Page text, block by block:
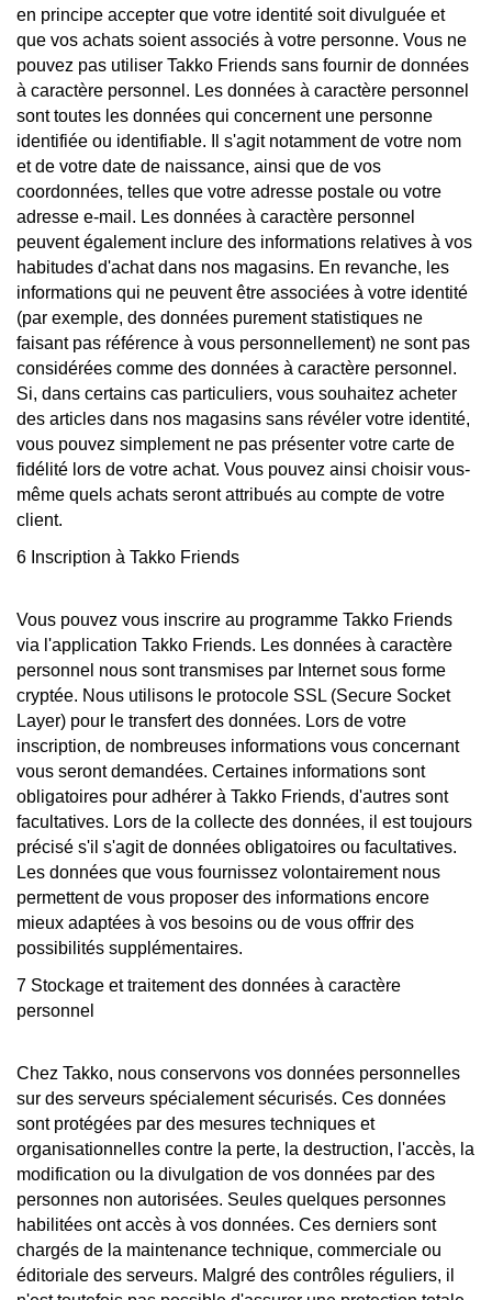
en principe accepter que votre identité soit divulguée et
que vos achats soient associés à votre personne. Vous ne
pouvez pas utiliser Takko Friends sans fournir de données
à caractère personnel. Les données à caractère personnel
sont toutes les données qui concernent une personne
identifiée ou identifiable. Il s'agit notamment de votre nom
et de votre date de naissance, ainsi que de vos
coordonnées, telles que votre adresse postale ou votre
adresse e-mail. Les données à caractère personnel
peuvent également inclure des informations relatives à vos
habitudes d'achat dans nos magasins. En revanche, les
informations qui ne peuvent être associées à votre identité
(par exemple, des données purement statistiques ne
faisant pas référence à vous personnellement) ne sont pas
considérées comme des données à caractère personnel.
Si, dans certains cas particuliers, vous souhaitez acheter
des articles dans nos magasins sans révéler votre identité,
vous pouvez simplement ne pas présenter votre carte de
fidélité lors de votre achat. Vous pouvez ainsi choisir vous-
même quels achats seront attribués au compte de votre
client.
6 Inscription à Takko Friends
Vous pouvez vous inscrire au programme Takko Friends
via l'application Takko Friends. Les données à caractère
personnel nous sont transmises par Internet sous forme
cryptée. Nous utilisons le protocole SSL (Secure Socket
Layer) pour le transfert des données. Lors de votre
inscription, de nombreuses informations vous concernant
vous seront demandées. Certaines informations sont
obligatoires pour adhérer à Takko Friends, d'autres sont
facultatives. Lors de la collecte des données, il est toujours
précisé s'il s'agit de données obligatoires ou facultatives.
Les données que vous fournissez volontairement nous
permettent de vous proposer des informations encore
mieux adaptées à vos besoins ou de vous offrir des
possibilités supplémentaires.
7 Stockage et traitement des données à caractère
personnel
Chez Takko, nous conservons vos données personnelles
sur des serveurs spécialement sécurisés. Ces données
sont protégées par des mesures techniques et
organisationnelles contre la perte, la destruction, l'accès, la
modification ou la divulgation de vos données par des
personnes non autorisées. Seules quelques personnes
habilitées ont accès à vos données. Ces derniers sont
chargés de la maintenance technique, commerciale ou
éditoriale des serveurs. Malgré des contrôles réguliers, il